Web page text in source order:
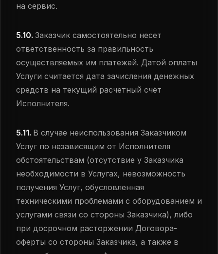
на сервис.
5.10. Заказчик самостоятельно несет
ответственность за правильность
осуществляемых им платежей. Датой оплаты
Услуги считается дата зачисления денежных
средств на текущий расчетный счёт
Исполнителя.
5.11. В случае неиспользования Заказчиком
Услуг по независящим от Исполнителя
обстоятельствам (отсутствие у Заказчика
необходимости в Услугах, невозможность
получения Услуг, обусловленная
техническими проблемами с оборудованием и
услугами связи со стороны Заказчика), либо
при досрочном расторжении Договора-
оферты со стороны Заказчика, а также в